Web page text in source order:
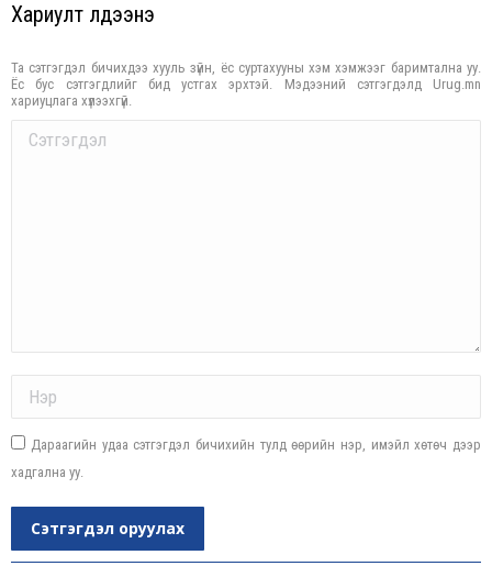
Хариулт үлдээнэ үү
Та сэтгэгдэл бичихдээ хууль зүйн, ёс суртахууны хэм хэмжээг баримтална уу.
Ёс бус сэтгэгдлийг бид устгах эрхтэй. Мэдээний сэтгэгдэлд Urug.mn
хариуцлага хүлээхгүй.
Comment
Дараагийн удаа сэтгэгдэл бичихийн тулд өөрийн нэр, имэйл хөтөч дээр
хадгална уу.
Сэтгэгдэл оруулах